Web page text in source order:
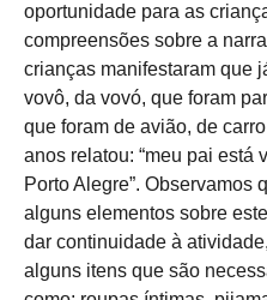
oportunidade para as
compreensões sobre a
crianças manifestaram que
vovô, da vovó, que foram
que foram de avião, de
anos relatou: “meu pai está
Porto Alegre”. Observamos
alguns elementos sobre
dar continuidade à
alguns itens que são